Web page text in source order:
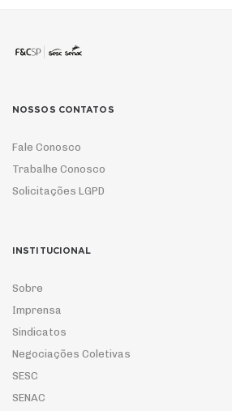
NOSSOS CONTATOS
Fale Conosco
Trabalhe Conosco
Solicitações LGPD
INSTITUCIONAL
Sobre
Imprensa
Sindicatos
Negociações Coletivas
SESC
SENAC